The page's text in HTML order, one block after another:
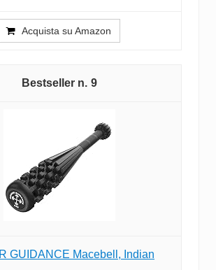
Acquista su Amazon
9
GUIDANCE Macebell, Indian